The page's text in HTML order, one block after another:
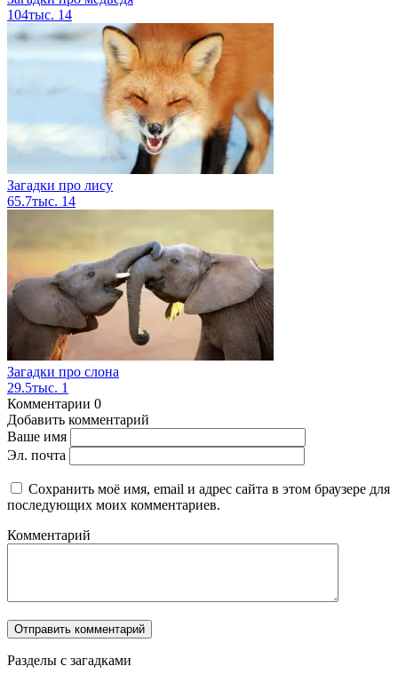
104тыс. 14
Загадки про лису
65.7тыс. 14
Загадки про слона
29.5тыс. 1
Комментарии 0
Добавить комментарий
Ваше имя
Эл. почта
Сохранить моё имя, email и адрес сайта в этом браузере для
последующих моих комментариев.
Комментарий
Разделы с загадками